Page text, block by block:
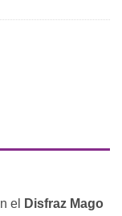
el
Disfraz Mago